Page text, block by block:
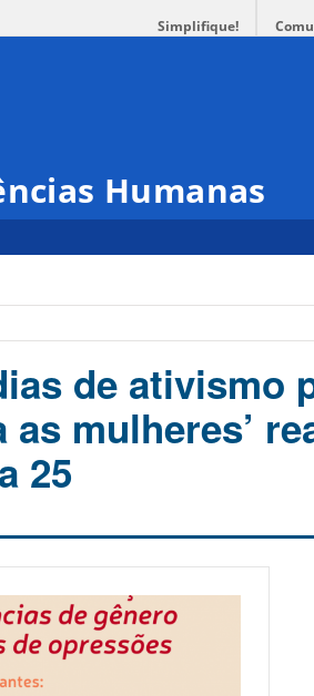
Simplifique!
Humanas
de ativismo
mulheres’
25